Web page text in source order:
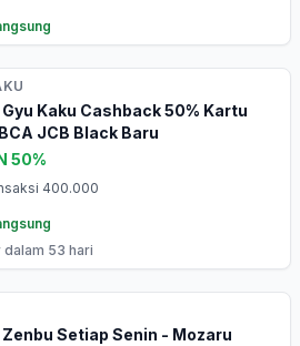
Kaku Cashback 50% Kartu
JCB Black Baru
50%
400.000
dalam 53 hari
Setiap Senin - Mozaru